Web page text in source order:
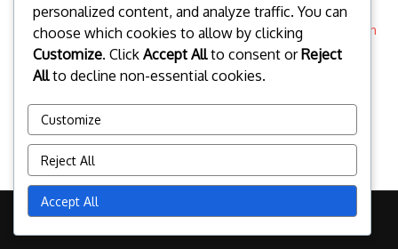
Επαλήθευση Δικαιωμάτων
Ghost Of Tsushima Bonus Access: Αξίωση μέσω PlayStation
Store, Επαλήθευση επιλεξιμότητας, Αντιμετώπιση προβλημάτων
Categories
Δικαιώματα Μπόνους Έκδοσης
Εξαργύρωση Κωδικού Πορτοφολιού PlayStation Store
personalized content, and analyze traffic. You can
choose which cookies to allow by clicking
Customize. Click Accept Allto consent orReject
Allto decline non-essential cookies.
Customize
Reject All
Accept All